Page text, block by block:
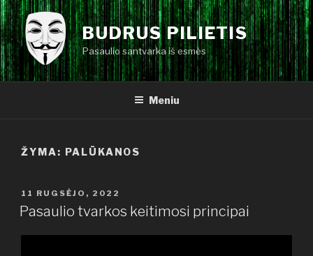
Eiti
prie
turinio
BUDRUS PILIETIS
Pasaulio santvarka iš esmės
Meniu
ŽYMA: PALŪKANOS
PASKELBTA
11 RUGSĖJO, 2022
Pasaulio tvarkos keitimosi principai